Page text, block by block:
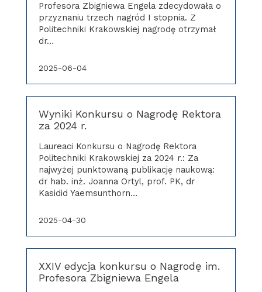
Profesora Zbigniewa Engela zdecydowała o
przyznaniu trzech nagród I stopnia. Z
Politechniki Krakowskiej nagrodę otrzymał
dr…
2025-06-04
Wyniki Konkursu o Nagrodę Rektora
za 2024 r.
Laureaci Konkursu o Nagrodę Rektora
Politechniki Krakowskiej za 2024 r.: Za
najwyżej punktowaną publikację naukową:
dr hab. inż. Joanna Ortyl, prof. PK, dr
Kasidid Yaemsunthorn…
2025-04-30
XXIV edycja konkursu o Nagrodę im.
Profesora Zbigniewa Engela